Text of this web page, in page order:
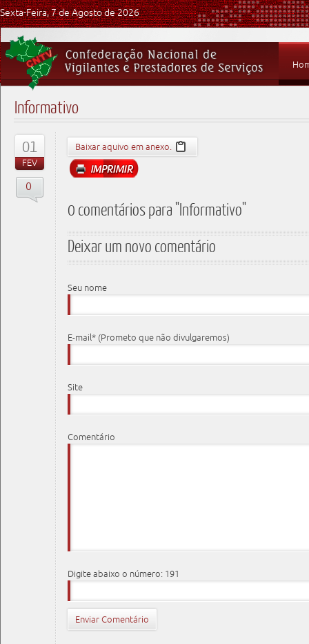
Sexta-Feira, 7 de Agosto de 2026
Informativo
01
FEV
0
Baixar aquivo em anexo.
0 comentários para "Informativo"
Deixar um novo comentário
Seu nome
E-mail* (Prometo que não divulgaremos)
Site
Comentário
Digite abaixo o número: 191